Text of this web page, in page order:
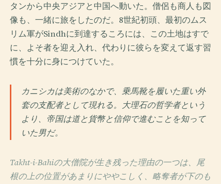
タンから中央アジアと中国へ動いた。僧侶も商人も図
像も、一緒に旅をしたのだ。8世紀初頭、最初のムス
リム軍がSindhに到達するころには、この土地はすで
に、よそ者を迎え入れ、代わりに彼らを変えて返す習
慣を十分に身につけていた。
カニシカは美術のなかで、乗馬靴を履いた重い外
套の支配者として現れる。大理石の哲学者という
より、帝国は道と貨幣と信仰で進むことを知って
いた男だ。
Takht-i-Bahiの大僧院が生き残った理由の一つは、尾
根の上の位置があまりにややこしく、略奪者が下のも